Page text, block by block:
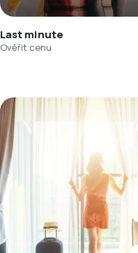
Last minute
Ověřit cenu